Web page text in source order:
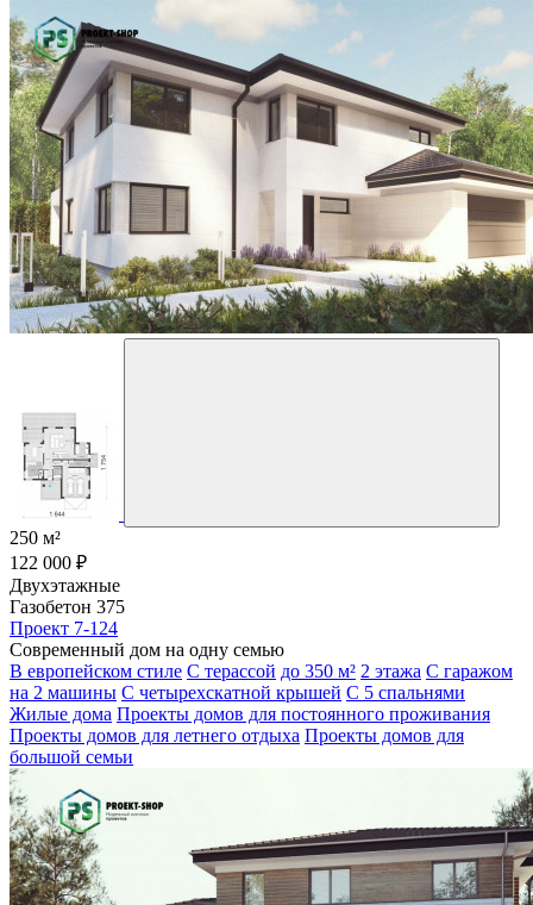
250 м²
122 000 ₽
Двухэтажные
Газобетон 375
Проект 7-124
Современный дом на одну семью
В европейском стиле С терассой до 350 м² 2 этажа С гаражом
на 2 машины С четырехскатной крышей С 5 спальнями
Жилые дома Проекты домов для постоянного проживания
Проекты домов для летнего отдыха Проекты домов для
большой семьи